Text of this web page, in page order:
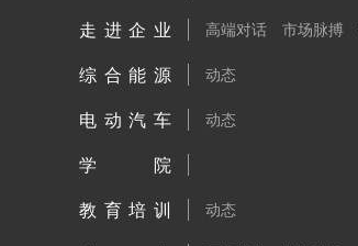
走进企业 高端对话 市场脉搏
综合能源 动态
电动汽车 动态
学院
教育培训 动态